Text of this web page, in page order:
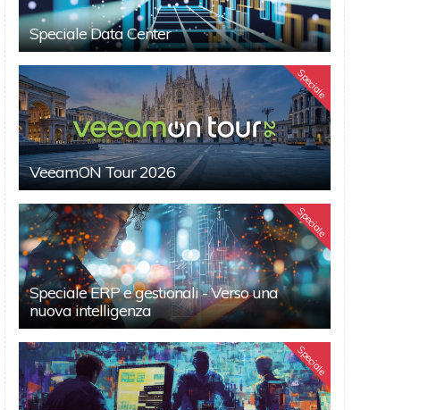
Speciale Data Center
Speciale
VeeamON Tour 2026
Speciale
Speciale ERP e gestionali - Verso una
nuova intelligenza
Speciale